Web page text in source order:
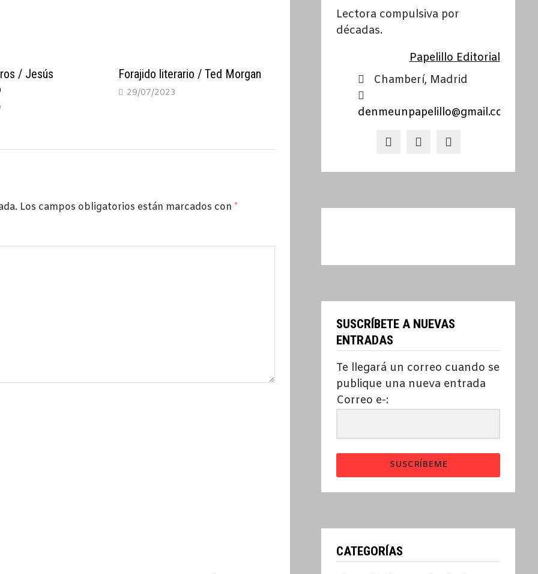
/ Jesús
Forajido literario / Ted Morgan
29/07/2023
Los campos obligatorios están marcados con *
Lectora compulsiva por
décadas.
Papelillo Editorial
Chamberí, Madrid
denmeunpapelillo@gmail.com
SUSCRÍBETE A NUEVAS
ENTRADAS
Te llegará un correo cuando se
publique una nueva entrada
Correo e-:
SUSCRÍBEME
CATEGORÍAS